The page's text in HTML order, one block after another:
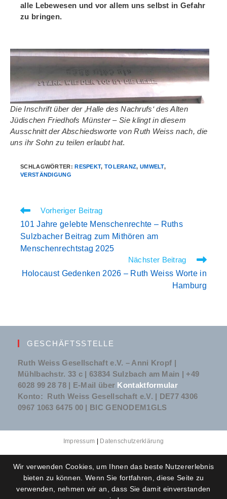
alle Lebewesen und vor allem uns selbst in Gefahr
zu bringen.
Die Inschrift über der ‚Halle des Nachrufs‘ des Alten
Jüdischen Friedhofs Münster – Sie klingt in diesem
Ausschnitt der Abschiedsworte von Ruth Weiss nach, die
uns ihr Sohn zu teilen erlaubt hat.
SCHLAGWÖRTER:RESPEKT, TOLERANZ, UMWELT,
VERSTÄNDIGUNG
Weitere
Artikel
ansehen
Vorheriger Beitrag
101 Jahre gelebte Menschenrechte – Ruths
Sulzbacher Beitrag zum Mithören am
Menschenrechtstag 2025
Nächster Beitrag
Holocaust Gedenken 2026 – Ruth Weiss Worte in
Hamburg
GESCHÄFTSSTELLE
Ruth Weiss Gesellschaft e.V. – Anni Kropf |
Mühlbachstr. 33 c | 63834 Sulzbach am Main | +49
6028 99 28 78 | E-Mail über Kontaktformular
Konto: Ruth Weiss Gesellschaft e.V. | DE77 4306
0967 1063 6475 00 | BIC GENODEM1GLS
Impressum | Datenschutzerklärung
Wir verwenden Cookies, um Ihnen das beste Nutzererlebnis
bieten zu können. Wenn Sie fortfahren, diese Seite zu
verwenden, nehmen wir an, dass Sie damit einverstanden